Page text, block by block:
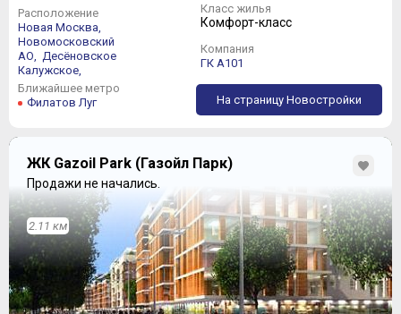
Расположение
Новая Москва,
Новомосковский
АО,
Десёновское
Калужское,
Ближайшее метро
Филатов Луг
Класс жилья
Комфорт-класс
Компания
ГК А101
На страницу Новостройки
ЖК Gazoil Park (Газойл Парк)
Продажи не начались.
2.11 км